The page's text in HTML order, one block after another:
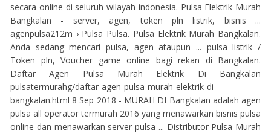
secara online di seluruh wilayah indonesia. Pulsa Elektrik Murah
Bangkalan - server, agen, token pln listrik, bisnis ...
agenpulsa212m › Pulsa Pulsa. Pulsa Elektrik Murah Bangkalan.
Anda sedang mencari pulsa, agen ataupun ... pulsa listrik /
Token pln, Voucher game online bagi rekan di Bangkalan.
Daftar Agen Pulsa Murah Elektrik Di Bangkalan
pulsatermurahg/daftar-agen-pulsa-murah-elektrik-di-
bangkalan.html 8 Sep 2018 - MURAH DI Bangkalan adalah agen
pulsa all operator termurah 2016 yang menawarkan bisnis pulsa
online dan menawarkan server pulsa ... Distributor Pulsa Murah